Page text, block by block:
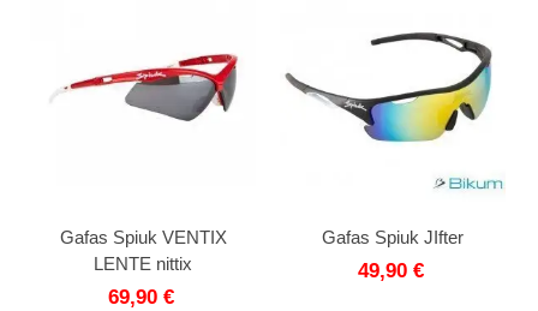
Gafas Spiuk VENTIX
LENTE nittix
69,90 €
Gafas Spiuk JIfter
49,90 €